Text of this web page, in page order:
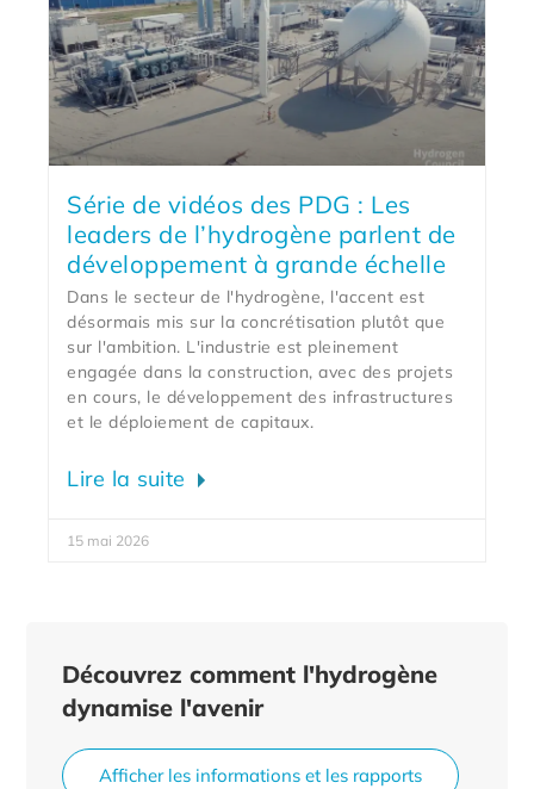
Série de vidéos des PDG : Les
leaders de l’hydrogène parlent de
développement à grande échelle
Dans le secteur de l'hydrogène, l'accent est
désormais mis sur la concrétisation plutôt que
sur l'ambition. L'industrie est pleinement
engagée dans la construction, avec des projets
en cours, le développement des infrastructures
et le déploiement de capitaux.
Lire la suite
15 mai 2026
Découvrez comment l'hydrogène
dynamise l'avenir
Afficher les informations et les rapports